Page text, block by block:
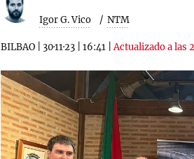
Igor G. Vico NTM
BILBAO 30·11·23 16:41 |Actualizado a las